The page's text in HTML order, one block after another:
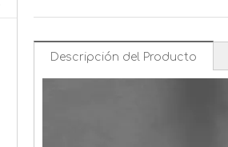
Descripción del Producto